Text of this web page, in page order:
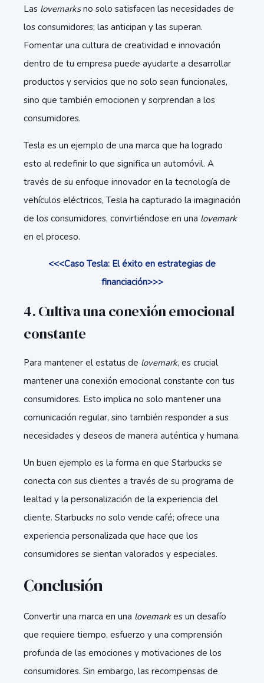
Las lovemarksno solo satisfacen las necesidades de
los consumidores; las anticipan y las superan.
Fomentar una cultura de creatividad e innovación
dentro de tu empresa puede ayudarte a desarrollar
productos y servicios que no solo sean funcionales,
sino que también emocionen y sorprendan a los
consumidores.
Tesla es un ejemplo de una marca que ha logrado
esto al redefinir lo que significa un automóvil. A
través de su enfoque innovador en la tecnología de
vehículos eléctricos, Tesla ha capturado la imaginación
de los consumidores, convirtiéndose en una lovemark
en el proceso.
<<<Caso Tesla: El éxito en estrategias de
financiación>>>
4. Cultiva una conexión emocional
constante
Para mantener el estatus de lovemark, es crucial
mantener una conexión emocional constante con tus
consumidores. Esto implica no solo mantener una
comunicación regular, sino también responder a sus
necesidades y deseos de manera auténtica y humana.
Un buen ejemplo es la forma en que Starbucks se
conecta con sus clientes a través de su programa de
lealtad y la personalización de la experiencia del
cliente. Starbucks no solo vende café; ofrece una
experiencia personalizada que hace que los
consumidores se sientan valorados y especiales.
Conclusión
Convertir una marca en una lovemarkes un desafío
que requiere tiempo, esfuerzo y una comprensión
profunda de las emociones y motivaciones de los
consumidores. Sin embargo, las recompensas de